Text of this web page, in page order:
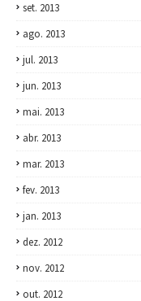
set. 2013
ago. 2013
jul. 2013
jun. 2013
mai. 2013
abr. 2013
mar. 2013
fev. 2013
jan. 2013
dez. 2012
nov. 2012
out. 2012